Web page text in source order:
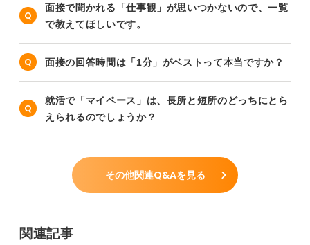
面接で聞かれる「仕事観」が思いつかないので、一覧
で教えてほしいです。
面接の回答時間は「1分」がベストって本当ですか？
就活で「マイペース」は、長所と短所のどっちにとら
えられるのでしょうか？
その他関連Q&Aを見る
関連記事